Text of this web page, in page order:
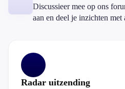
Discussieer mee op ons
aan en deel je inzichten met
Radar uitzending